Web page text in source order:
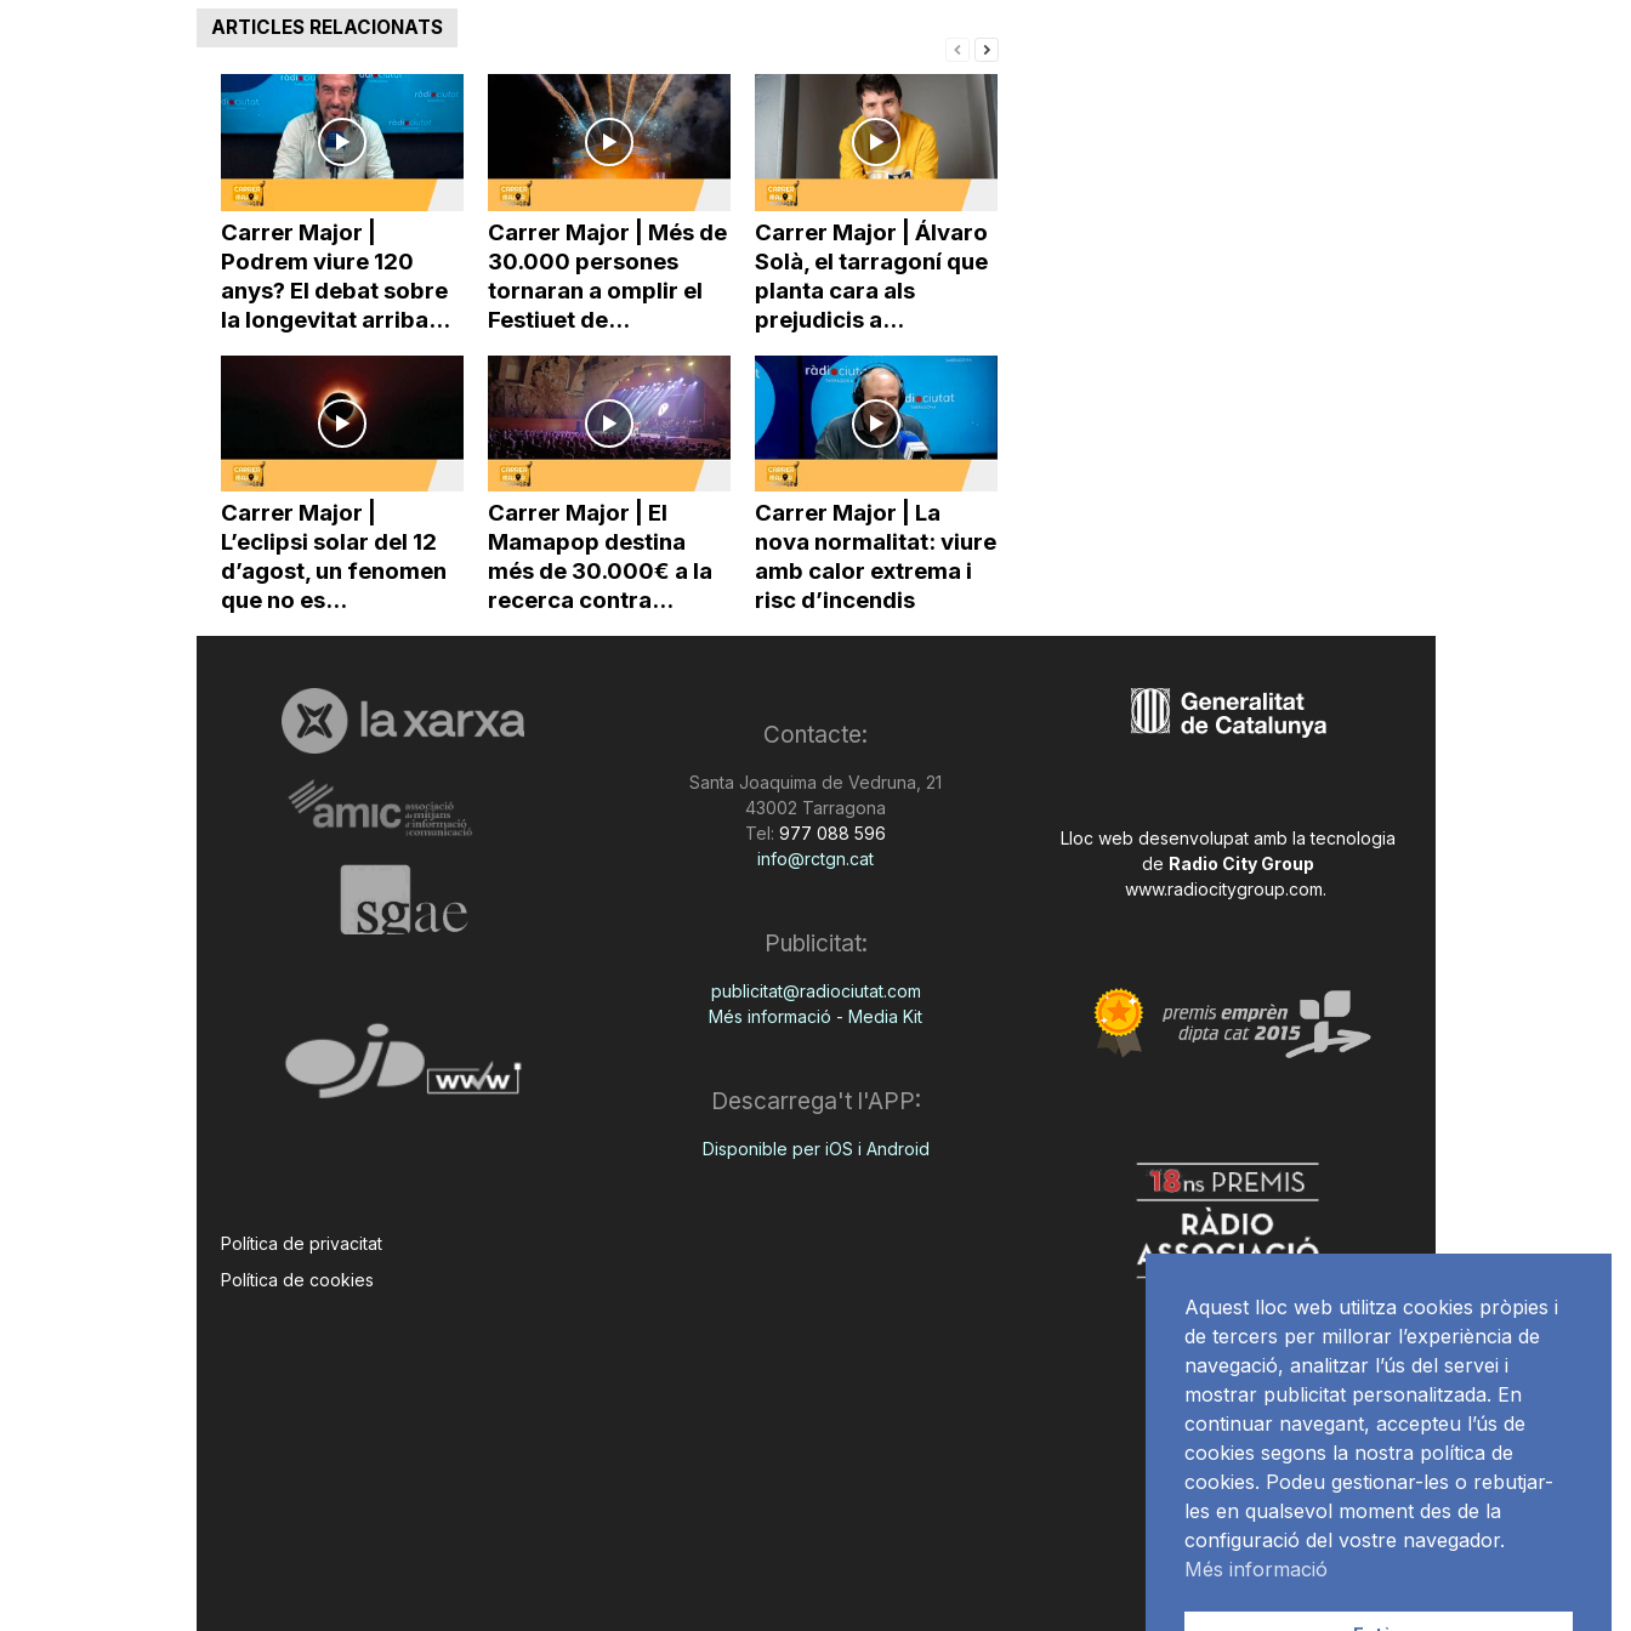
a
ARTICLES RELACIONATS
Carrer Major |
Podrem viure 120
anys? El debat sobre
la longevitat arriba...
Carrer Major | Més de
30.000 persones
tornaran a omplir el
Festiuet de...
Carrer Major | Álvaro
Solà, el tarragoní que
planta cara als
prejudicis a...
Carrer Major |
L’eclipsi solar del 12
d’agost, un fenomen
que no es...
Carrer Major | El
Mamapop destina
més de 30.000€ a la
recerca contra...
Carrer Major | La
nova normalitat: viure
amb calor extrema i
risc d’incendis
Política de privacitat
Política de cookies
Contacte:
Santa Joaquima de Vedruna, 21
43002 Tarragona
Tel: 977 088 596
info@rctgn.cat
Publicitat:
publicitat@radiociutat.com
Més informació - Media Kit
Descarrega't l'APP:
Disponible per iOS i Android
Lloc web desenvolupat amb la tecnologia
de Radio City Group
www.radiocitygroup.com.
Aquest lloc web utilitza cookies pròpies i
de tercers per millorar l’experiència de
navegació, analitzar l’ús del servei i
mostrar publicitat personalitzada. En
continuar navegant, accepteu l’ús de
cookies segons la nostra política de
cookies. Podeu gestionar-les o rebutjar-
les en qualsevol moment des de la
configuració del vostre navegador.
Més informació